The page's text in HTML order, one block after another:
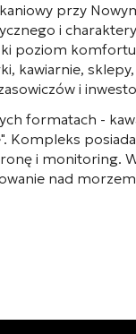
przy
i
poziom
kawiarnie,
i
formatach -
Kompleks
i monitoring.
nad